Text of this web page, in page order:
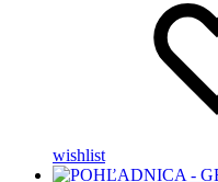
wishlist